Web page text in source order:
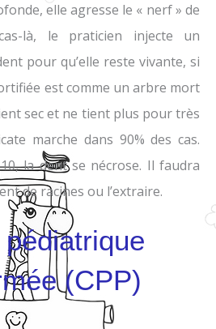
elle agresse le « nerf » de
là, le praticien injecte un
pour qu’elle reste vivante, si
est comme un arbre mort
sec et ne tient plus pour très
marche dans 90% des cas.
la dent se nécrose. Il faudra
de racines ou l’extraire.
(CPP)